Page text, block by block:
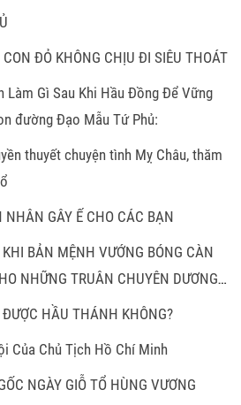
ĐỎ KHÔNG CHỊU ĐI SIÊU THOÁT
Làm Gì Sau Khi Hầu Đồng Để Vững
đường Đạo Mẫu Tứ Phủ:
thuyết chuyện tình Mỵ Châu, thăm
NHÂN GÂY Ế CHO CÁC BẠN
BẢN MỆNH VƯỚNG BÓNG CÀN
NHỮNG TRUÂN CHUYÊN DƯƠNG
ĐƯỢC HẦU THÁNH KHÔNG?
Của Chủ Tịch Hồ Chí Minh
NGÀY GIỖ TỔ HÙNG VƯƠNG